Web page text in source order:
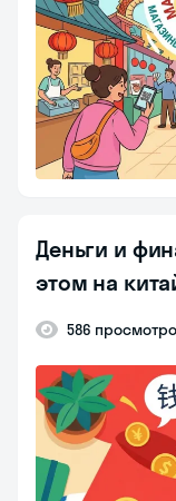
Деньги и
этом на
586